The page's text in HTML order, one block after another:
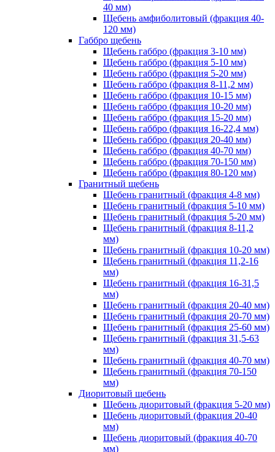
40 мм)
Щебень амфиболитовый (фракция 40-
120 мм)
Габбро щебень
Щебень габбро (фракция 3-10 мм)
Щебень габбро (фракция 5-10 мм)
Щебень габбро (фракция 5-20 мм)
Щебень габбро (фракция 8-11,2 мм)
Щебень габбро (фракция 10-15 мм)
Щебень габбро (фракция 10-20 мм)
Щебень габбро (фракция 15-20 мм)
Щебень габбро (фракция 16-22,4 мм)
Щебень габбро (фракция 20-40 мм)
Щебень габбро (фракция 40-70 мм)
Щебень габбро (фракция 70-150 мм)
Щебень габбро (фракция 80-120 мм)
Гранитный щебень
Щебень гранитный (фракция 4-8 мм)
Щебень гранитный (фракция 5-10 мм)
Щебень гранитный (фракция 5-20 мм)
Щебень гранитный (фракция 8-11,2
мм)
Щебень гранитный (фракция 10-20 мм)
Щебень гранитный (фракция 11,2-16
мм)
Щебень гранитный (фракция 16-31,5
мм)
Щебень гранитный (фракция 20-40 мм)
Щебень гранитный (фракция 20-70 мм)
Щебень гранитный (фракция 25-60 мм)
Щебень гранитный (фракция 31,5-63
мм)
Щебень гранитный (фракция 40-70 мм)
Щебень гранитный (фракция 70-150
мм)
Диоритовый щебень
Щебень диоритовый (фракция 5-20 мм)
Щебень диоритовый (фракция 20-40
мм)
Щебень диоритовый (фракция 40-70
мм)